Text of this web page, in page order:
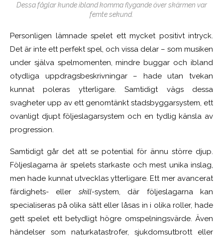
Dessa fåglar kunde ibland komma flygande över skärmen var
femte sekund.
Personligen lämnade spelet ett mycket positivt intryck.
Det är inte ett perfekt spel, och vissa delar – som musiken
under själva spelmomenten, mindre buggar och ibland
otydliga uppdragsbeskrivningar – hade utan tvekan
kunnat poleras ytterligare. Samtidigt vägs dessa
svagheter upp av ett genomtänkt stadsbyggarsystem, ett
ovanligt djupt följeslagarsystem och en tydlig känsla av
progression.
Samtidigt går det att se potential för ännu större djup.
Följeslagarna är spelets starkaste och mest unika inslag,
men hade kunnat utvecklas ytterligare. Ett mer avancerat
färdighets- eller skill-system, där följeslagarna kan
specialiseras på olika sätt eller låsas in i olika roller, hade
gett spelet ett betydligt högre omspelningsvärde. Även
händelser som naturkatastrofer, sjukdomsutbrott eller